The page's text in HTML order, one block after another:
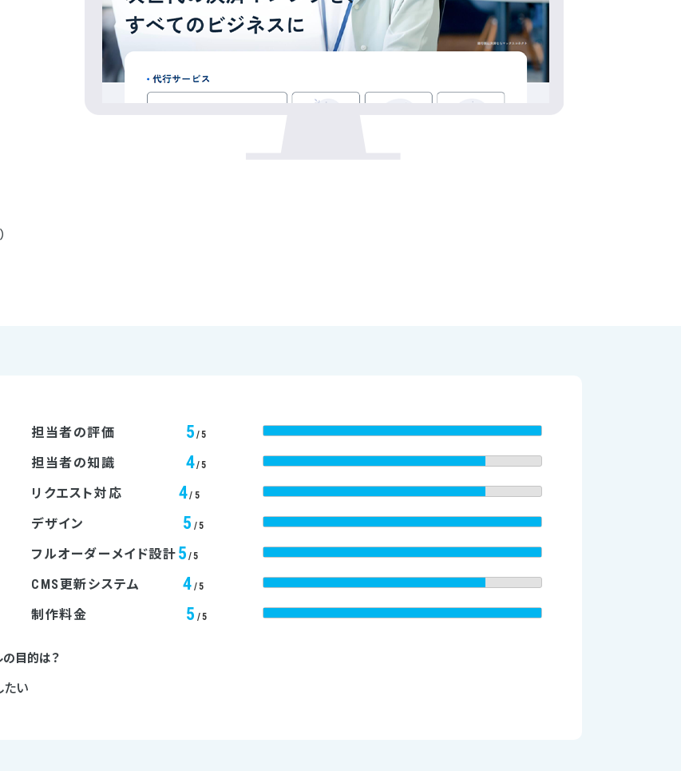
担当者の評価 5 /5
担当者の知識 4/5
リクエスト対応 4/5
デザイン 5 /5
フルオーダーメイド設計 5 /5
CMS更新システム 4 /5
制作料金 5 /5
目的は？
たい